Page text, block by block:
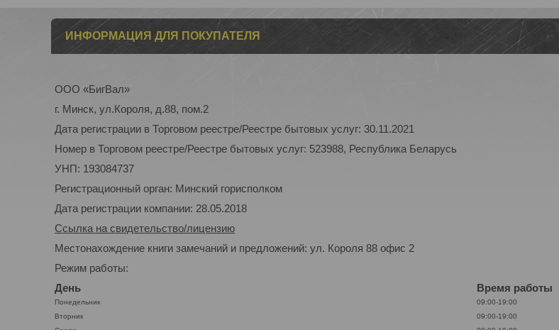
ИНФОРМАЦИЯ ДЛЯ ПОКУПАТЕЛЯ
ООО «БигВал»
г. Минск, ул.Короля, д.88, пом.2
Дата регистрации в Торговом реестре/Реестре бытовых услуг: 30.11.2021
Номер в Торговом реестре/Реестре бытовых услуг: 523988, Республика Беларусь
УНП: 193084737
Регистрационный орган: Минский горисполком
Дата регистрации компании: 28.05.2018
Ссылка на свидетельство/лицензию
Местонахождение книги замечаний и предложений: ул. Короля 88 офис 2
Режим работы:
День
Время работы
Понедельник
09:00-19:00
Вторник
09:00-19:00